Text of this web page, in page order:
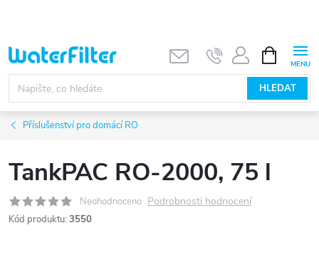
obsah
HLEDAT
NÁKUPNÍ
KOŠÍK
Příslušenství pro domácí RO
TankPAC RO-2000, 75 l
Neohodnoceno Podrobnosti hodnocení
Kód produktu: 3550